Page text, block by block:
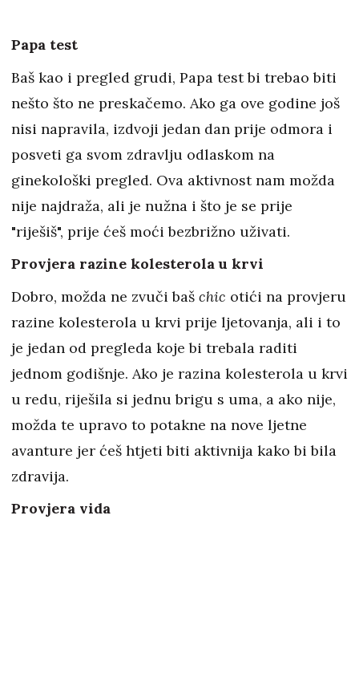
Papa test
Baš kao i pregled grudi, Papa test bi trebao biti
nešto što ne preskačemo. Ako ga ove godine još
nisi napravila, izdvoji jedan dan prije odmora i
posveti ga svom zdravlju odlaskom na
ginekološki pregled. Ova aktivnost nam možda
nije najdraža, ali je nužna i što je se prije
"riješiš", prije ćeš moći bezbrižno uživati.
Provjera razine kolesterola u krvi
Dobro, možda ne zvuči baš chic otići na provjeru
razine kolesterola u krvi prije ljetovanja, ali i to
je jedan od pregleda koje bi trebala raditi
jednom godišnje. Ako je razina kolesterola u krvi
u redu, riješila si jednu brigu s uma, a ako nije,
možda te upravo to potakne na nove ljetne
avanture jer ćeš htjeti biti aktivnija kako bi bila
zdravija.
Provjera vida